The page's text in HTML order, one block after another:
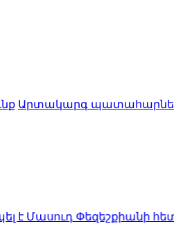
Արտակարգ
Փեզեշքիանի հետ16:40